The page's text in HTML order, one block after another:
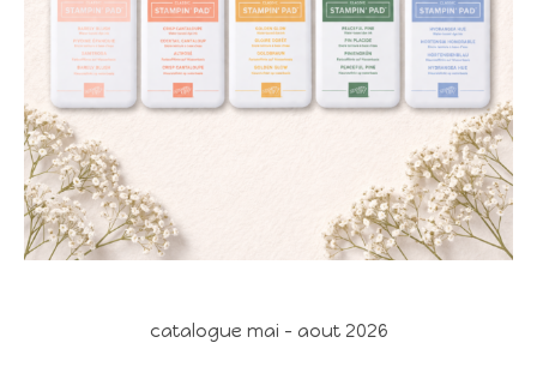
catalogue mai - aout 2026